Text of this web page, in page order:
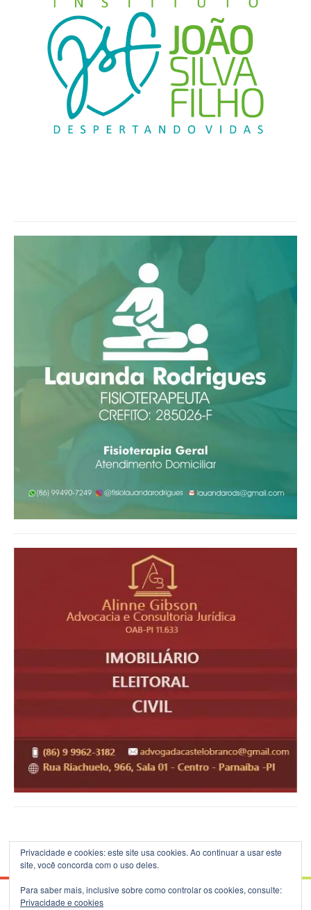
Privacidade e cookies: este site usa cookies. Ao continuar a usar este
site, você concorda com o uso deles.
Para saber mais, inclusive sobre como controlar os cookies, consulte:
Privacidade e cookies